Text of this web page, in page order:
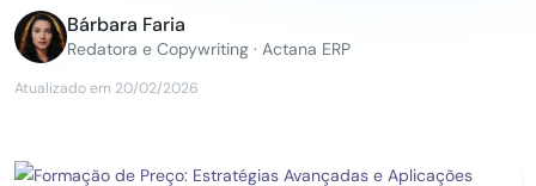
Bárbara Faria
Redatora e Copywriting · Actana ERP
Atualizado em 20/02/2026